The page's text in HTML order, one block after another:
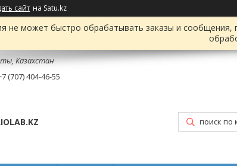
сайт на Satu.kz
не может быстро обрабатывать заказы и сообщения,
Казахстан
(707) 404-46-55